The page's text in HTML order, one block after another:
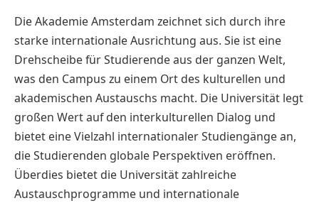
Die Akademie Amsterdam zeichnet sich durch ihre
starke internationale Ausrichtung aus. Sie ist eine
Drehscheibe für Studierende aus der ganzen Welt,
was den Campus zu einem Ort des kulturellen und
akademischen Austauschs macht. Die Universität legt
großen Wert auf den interkulturellen Dialog und
bietet eine Vielzahl internationaler Studiengänge an,
die Studierenden globale Perspektiven eröffnen.
Überdies bietet die Universität zahlreiche
Austauschprogramme und internationale